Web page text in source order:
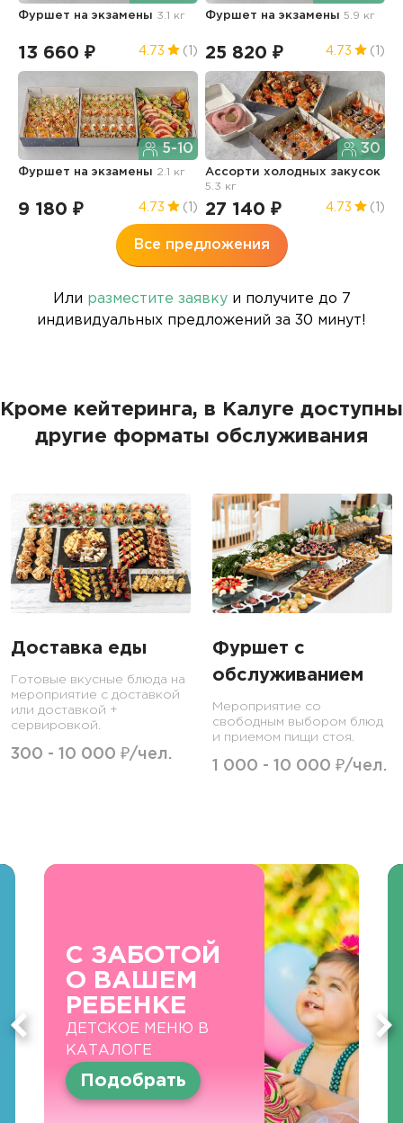
Фуршет на экзамены 3.1 кг
13 660 ₽ 4.73 (1)
Фуршет на экзамены5.9 кг
25 820 ₽ 4.73 (1)
5-10
Фуршет на экзамены 2.1 кг
9 180 ₽ 4.73 (1)
30
Ассорти холодных закусок
5.3 кг
27 140 ₽ 4.73 (1)
Все предложения
Или разместите заявкуи получите до 7
индивидуальных предложений за 30 минут!
Кроме кейтеринга, в Калуге доступны
другие форматы обслуживания
Доставка еды
Готовые вкусные блюда на
мероприятие с доставкой
или доставкой +
сервировкой.
300 - 10 000 ₽/чел.
Фуршет с
обслуживанием
Мероприятие со
свободным выбором блюд
и приемом пищи стоя.
1 000 - 10 000 ₽/чел.
С ЗАБОТОЙ
О ВАШЕМ
РЕБЕНКЕ
ДЕТСКОЕ МЕНЮ В
КАТАЛОГЕ
Подобрать